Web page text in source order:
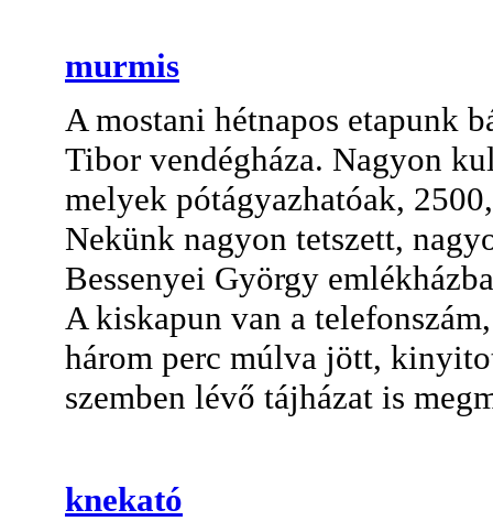
murmis
A mostani hétnapos etapunk
Tibor vendégháza. Nagyon
melyek pótágyazhatóak,
Nekünk nagyon tetszett,
Bessenyei György
A kiskapun van a
három perc múlva jött,
szemben lévő tájházat is
knekató